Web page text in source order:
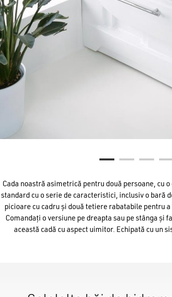
Cada noastră asimetrică pentru două persoane, cu
standard cu o serie de caracteristici, inclusiv o bară
picioare cu cadru și două tetiere rabatabile pentru
Comandați o versiune pe dreapta sau pe stânga și
această cadă cu aspect uimitor. Echipată cu un